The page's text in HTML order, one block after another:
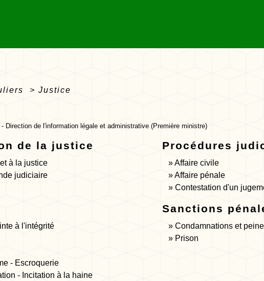
> Justice
Direction de l'information légale et administrative (Première ministre)
de la justice
à la justice
judiciaire
Procédures
Affaire civile
Affaire pénale
Contestation d'un
à l'intégrité
- Escroquerie
- Incitation à la haine
Sanctions
Condamnations et
Prison